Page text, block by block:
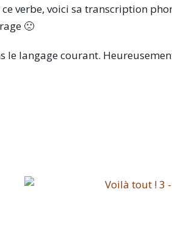
verbe, voici sa transcription
🙁
le langage courant.